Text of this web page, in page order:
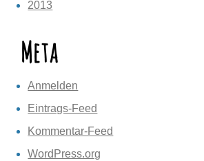
2013
Meta
Anmelden
Eintrags-Feed
Kommentar-Feed
WordPress.org